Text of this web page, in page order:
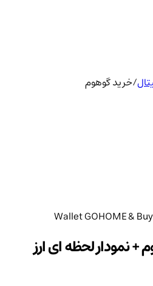
/خرید گوهوم
Wallet GOHOME &
نمودار لحظه ای ارز